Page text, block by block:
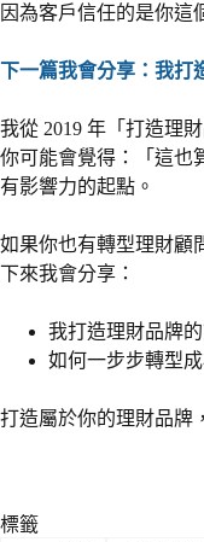
因為客戶信任的是你這
下一篇我會分享：我打
我從 2019 年「打造理
你可能會覺得：「這也
有影響力的起點。
如果你也有轉型理財顧
下來我會分享：
我打造理財品牌
如何一步步轉型
打造屬於你的理財品牌
標籤